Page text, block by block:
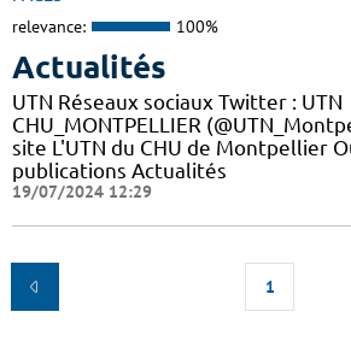
relevance: 100%
Actualités
UTN Réseaux sociaux Twitter : UTN
CHU_MONTPELLIER
site L'UTN du CHU de Montpellier
publications Actualités
19/07/2024 12:29
1